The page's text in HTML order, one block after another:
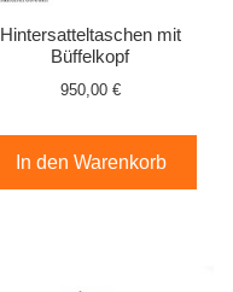
Hintersatteltaschen mit
Büffelkopf
950,00 €
In den Warenkorb